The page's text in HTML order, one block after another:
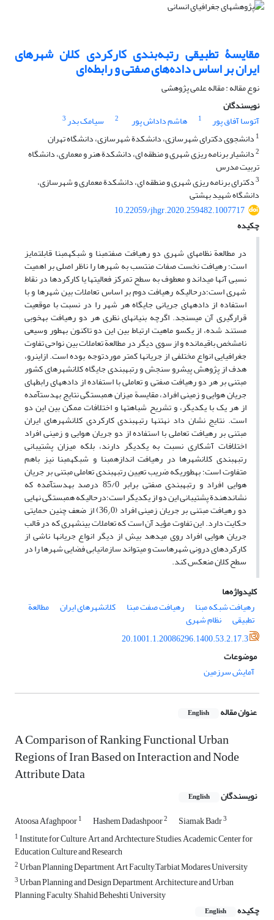
مقایسۀ تطبیقی رتبه‌بندی کارکردی کلان شهرهای
ایران بر اساس داده‌های صفتی و رابطه‌ای
نوع مقاله : مقاله علمی پژوهشی
نویسندگان
آتوسا آفاق پور
1 هاشم داداش پور 2 سیامک بدر3
1 دانشجوی دکترای شهرسازی، دانشکدة شهرسازی، دانشگاه تهران
2دانشیار برنامه ‏ریزی شهری و منطقه ‏ای، دانشکدة هنر و معماری، دانشگاه
تربیت مدرس
3دکترای برنامه ‏ریزی شهری و منطقه ‏ای، دانشکدة معماری و شهرسازی،
دانشگاه شهید بهشتی
10.22059/jhgr.2020.259482.1007717
چکیده
در مطالعة نظام‏های شهری دو رهیافت صفت‏مبنا و شبکه‏مبنا قابل‏تمایز
است؛ رهیافت نخست صفات منتسب به شهرها را ناظر اصلی بر اهمیت
نسبی آن‏ها می‏داند و معطوف به سطح تمرکز فعالیت‏ها یا کارکردها در نقاط
شهری است؛درحالی‏که رهیافت دوم بر اساس تعاملات بین شهرها و با
استفاده از داده‏های جریانی جایگاه هر شهر را در نسبت با موقعیت
قرارگیری آن می‏سنجد. اگرچه بنیان‏های نظری هر دو رهیافت به‏خوبی
مستند شده، از یک‏سو ماهیت ارتباط بین این دو تاکنون به‏طور وسیعی
نامشخص باقی‏مانده و از سوی دیگر در مطالعة تعاملات بین نواحی تفاوت
جغرافیایی انواع مختلفی از جریان‏ها کمتر موردتوجه بوده است. ازاین‏رو،
هدف از پژوهش پیش‏رو سنجش و رتبه‏بندی جایگاه کلان‏شهرهای کشور
مبتنی بر هر دو رهیافت صفتی و تعاملی با استفاده از داده‏های رابطه‏ای
جریان هوایی و زمینی افراد، مقایسة میزان همبستگی نتایج به‏دست‏آمده
از هر یک با یکدیگر، و تشریح شباهت‏ها و اختلافات ممکن بین این دو
است. نتایج نشان داد نه‏تنها رتبه‏بندی کارکردی کلان‏شهرهای ایران
مبتنی بر رهیافت تعاملی با استفاده از دو جریان هوایی و زمینی افراد
اختلافات آشکاری نسبت به یکدیگر دارند، بلکه میزان پشتیبانی
رتبه‏بندی کلان‏شهرها در رهیافت اندازه‏مبنا و شبکه‏مبنا نیز باهم
متفاوت است؛ به‏طوری‏که ضریب تعیین رتبه‏بندی تعاملی مبتنی بر جریان
هوایی افراد و رتبه‏بندی صفتی برابر 85/0 درصد به‏دست‏آمده که
نشان‏دهندة پشتیبانی این دو از یکدیگر است؛درحالی‏که همبستگی نهایی
دو رهیافت مبتنی بر جریان زمینی افراد (36 / 0) از ضعف چنین حمایتی
حکایت دارد. این تفاوت مؤید آن است که تعاملات بین‏شهری که در قالب
جریان هوایی افراد روی می‏دهد بیش از دیگر انواع جریان‏ها ناشی از
کارکردهای درونی شهرهاست و می‏تواند سازمان‏یابی فضایی شهرها را در
سطح کلان منعکس کند.
کلیدواژه‌ها
رهیافت شبکه‏ مبنا
رهیافت صفت‏ مبنا کلان‏شهرهای ایران مطالعة
تطبیقی
نظام شهری
20.1001.1.20086296.1400.53.2.17.3
موضوعات
آمایش سرزمین
عنوان مقاله English
A Comparison of Ranking Functional Urban
Regions of Iran Based on Interaction and Node
Attribute Data
نویسندگان English
Atoosa Afaghpoor1 Hashem Dadashpoor2 Siamak Badr3
1Institute for Culture, Art and Archtecture Studies, Academic Center for
Education, Culture and Research
2Urban Planning Department, Art Faculty,Tarbiat Modares University
3Urban Planning and Design Department, Architecture and Urban
Planning​ Faculty, Shahid Beheshti University
چکیده
English